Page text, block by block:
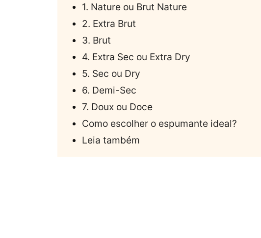
1. Nature ou Brut Nature
2. Extra Brut
3. Brut
4. Extra Sec ou Extra Dry
5. Sec ou Dry
6. Demi-Sec
7. Doux ou Doce
Como escolher o espumante ideal?
Leia também